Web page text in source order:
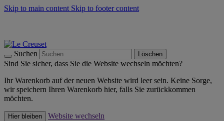
Skip to main content Skip to footer content
Suchen Löschen
Sind Sie sicher, dass Sie die Website wechseln möchten?
Ihr Warenkorb auf der neuen Website wird leer sein. Keine Sorge,
wir speichern Ihren Warenkorb hier, falls Sie zurückkommen
möchten.
Hier bleiben
Website wechseln